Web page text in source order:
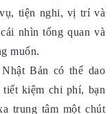
tiện nghi, vị trí và
nhìn tổng quan và
muốn.
Bản có thể dao
kiệm chi phí, bạn
trung tâm một chút